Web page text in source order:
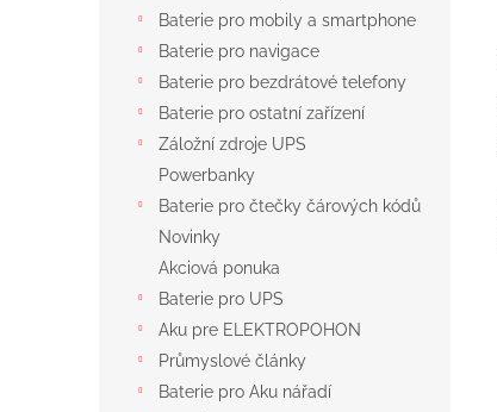
Baterie pro mobily a smartphone
Baterie pro navigace
Baterie pro bezdrátové telefony
Baterie pro ostatní zařízení
Záložní zdroje UPS
Powerbanky
Baterie pro čtečky čárových kódů
Novinky
Akciová ponuka
Baterie pro UPS
Aku pre ELEKTROPOHON
Průmyslové články
Baterie pro Aku nářadí